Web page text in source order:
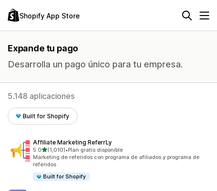
Shopify App Store
Expande tu pago
Desarrolla un pago único para tu empresa.
5.148 aplicaciones
Built for Shopify
Affiliate Marketing ReferrLy
5.0de 5 estrellas
(1,010)
1010 reseñas en total
•Plan gratis disponible
Marketing de referidos con programa de afiliados y programa de
referidos
Built for Shopify